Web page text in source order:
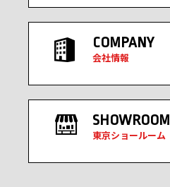
COMPANY
会社情報
SHOWROOM
東京ショールーム